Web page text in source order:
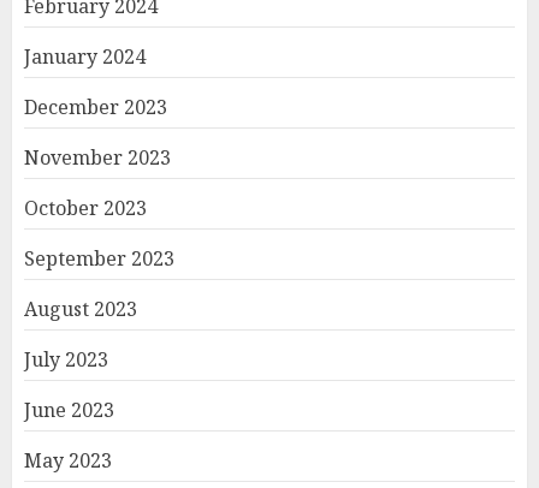
February 2024
January 2024
December 2023
November 2023
October 2023
September 2023
August 2023
July 2023
June 2023
May 2023